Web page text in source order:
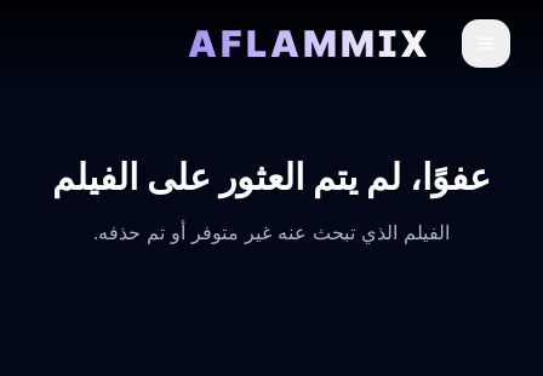
AFLAMMIX
عفوًا، لم يتم العثور على الفيلم
الفيلم الذي تبحث عنه غير متوفر أو تم حذفه.